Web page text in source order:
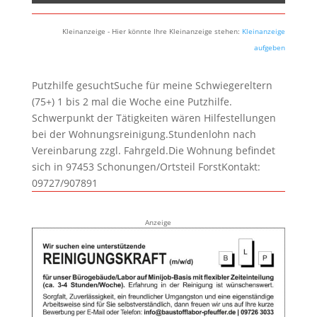
Kleinanzeige - Hier könnte Ihre Kleinanzeige stehen: Kleinanzeige
aufgeben
Putzhilfe gesuchtSuche für meine Schwiegereltern
(75+) 1 bis 2 mal die Woche eine Putzhilfe.
Schwerpunkt der Tätigkeiten wären Hilfestellungen
bei der Wohnungsreinigung.Stundenlohn nach
Vereinbarung zzgl. Fahrgeld.Die Wohnung befindet
sich in 97453 Schonungen/Ortsteil ForstKontakt:
09727/907891
Anzeige